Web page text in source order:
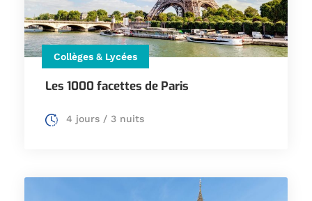
Collèges & Lycées
Les 1000 facettes de Paris
4 jours / 3 nuits